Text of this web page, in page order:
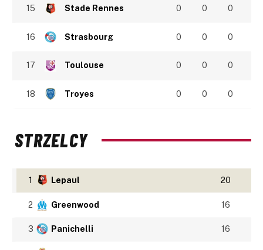
15 Stade Rennes 0 0 0
16 Strasbourg 0 0 0
17 Toulouse 0 0 0
18 Troyes 0 0 0
STRZELCY
1 Lepaul 20
2 Greenwood 16
3 Panichelli 16